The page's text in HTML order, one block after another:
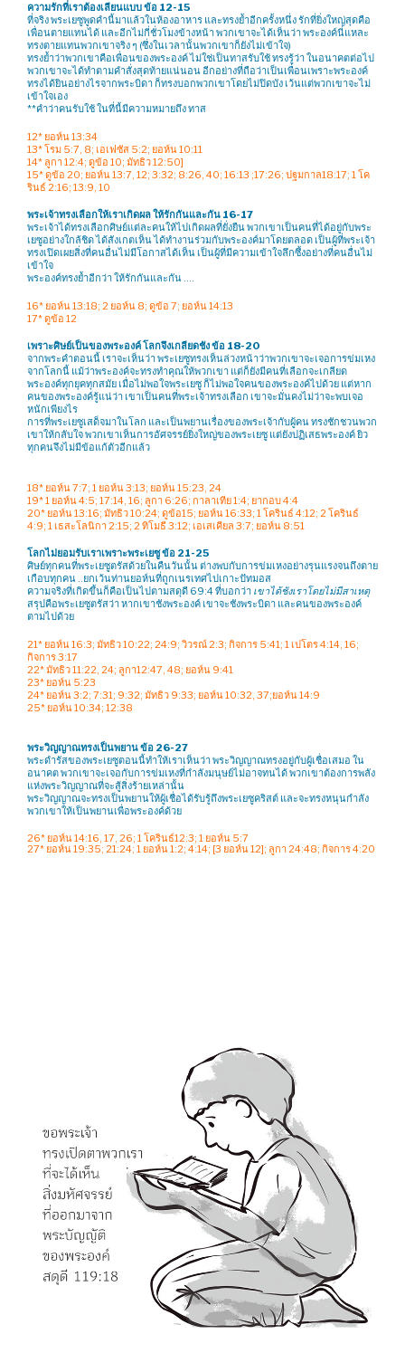
ความรักที่เราต้องเลียนแบบ ข้อ 12-15
ที่จริง พระเยซูพูดคำนี้มาแล้วในห้องอาหาร และทรงย้ำอีกครั้งหนึ่ง รักที่ยิ่งใหญ่สุดคือ
เพื่อนตายแทนได้ และอีกไม่กี่ชั่วโมงข้างหน้า พวกเขาจะได้เห็นว่า พระองค์นี่แหละ
ทรงตายแทนพวกเขาจริง ๆ (ซึ่งในเวลานั้นพวกเขาก็ยังไม่เข้าใจ)
ทรงย้ำว่าพวกเขาคือเพื่อนของพระองค์ ไม่ใช่เป็นทาสรับใช้ ทรงรู้ว่า ในอนาคตต่อไป
พวกเขาจะได้ทำตามคำสั่งสุดท้ายแน่นอน อีกอย่างที่ถือว่าเป็นเพื่อนเพราะพระองค์
ทรงได้ยินอย่างไรจากพระบิดา ก็ทรงบอกพวกเขาโดยไม่ปิดบัง เว้นแต่พวกเขาจะไม่
เข้าใจเอง
**คำว่าคนรับใช้ ในที่นี้มีความหมายถึง ทาส
12* ยอห์น 13:34
13* โรม 5:7, 8; เอเฟซัส 5:2; ยอห์น 10:11
14* ลูกา 12:4; ดูข้อ 10; มัทธิว 12:50]
15* ดูข้อ 20; ยอห์น 13:7, 12; 3:32; 8:26, 40; 16:13 ;17:26; ปฐมกาล18:17; 1 โค
รินธ์ 2:16; 13:9, 10
พระเจ้าทรงเลือกให้เราเกิดผล ให้รักกันและกัน 16-17
พระเจ้าได้ทรงเลือกศิษย์แต่ละคนให้ไปเกิดผลที่ยั่งยืน พวกเขาเป็นคนที่ได้อยู่กับพระ
เยซูอย่างใกล้ชิด ได้สังเกตเห็น ได้ทำงานร่วมกับพระองค์มาโดยตลอด เป็นผู้ที่พระเจ้า
ทรงเปิดเผยสิ่งที่คนอื่นไม่มีโอกาสได้เห็น เป็นผู้ที่มีความเข้าใจลึกซึ้งอย่างที่คนอื่นไม่
เข้าใจ
พระองค์ทรงย้ำอีกว่า ให้รักกันและกัน ….
16* ยอห์น 13:18; 2 ยอห์น 8; ดูข้อ 7; ยอห์น 14:13
17* ดูข้อ 12
เพราะศิษย์เป็นของพระองค์ โลกจึงเกลียดชัง ข้อ 18-20
จากพระคำตอนนี้ เราจะเห็นว่า พระเยซูทรงเห็นล่วงหน้าว่าพวกเขาจะเจอการข่มเหง
จากโลกนี้ แม้ว่าพระองค์จะทรงทำคุณให้พวกเขา แต่ก็ยังมีคนที่เลือกจะเกลียด
พระองค์ทุกยุคทุกสมัย เมื่อไม่พอใจพระเยซู ก็ไม่พอใจคนของพระองค์ไปด้วย แต่หาก
คนของพระองค์รู้แน่ว่า เขาเป็นคนที่พระเจ้าทรงเลือก เขาจะมั่นคงไม่ว่าจะพบเจอ
หนักเพียงไร
การที่พระเยซูเสด็จมาในโลก และเป็นพยานเรื่องของพระเจ้ากับผู้คน ทรงชักชวนพวก
เขาให้กลับใจ พวกเขาเห็นการอัศจรรย์ยิ่งใหญ่ของพระเยซู แต่ยังปฏิเสธพระองค์ ยิว
ทุกคนจึงไม่มีข้อแก้ตัวอีกแล้ว
18* ยอห์น 7:7; 1 ยอห์น 3:13; ยอห์น 15:23, 24
19* 1 ยอห์น 4:5; 17:14, 16; ลูกา 6:26; กาลาเทีย 1:4; ยากอบ 4:4
20* ยอห์น 13:16; มัทธิว 10:24; ดูข้อ15; ยอห์น 16:33; 1 โครินธ์ 4:12; 2 โครินธ์
4:9; 1 เธสะโลนิกา 2:15; 2 ทิโมธี 3:12; เอเสเคียล 3:7; ยอห์น 8:51
โลกไม่ยอมรับเราเพราะพระเยซู ข้อ 21-25
ศิษย์ทุกคนที่พระเยซูตรัสด้วยในคืนวันนั้น ต่างพบกับการข่มเหงอย่างรุนแรงจนถึงตาย
เกือบทุกคน ..ยกเว้นท่านยอห์นที่ถูกเนรเทศไปเกาะปัทมอส
ความจริงที่เกิดขึ้นก็คือเป็นไปตามสดุดี 69:4 ที่บอกว่า เขาได้ชังเราโดยไม่มีสาเหตุ
สรุปคือพระเยซูตรัสว่า หากเขาชังพระองค์ เขาจะชังพระบิดา และคนของพระองค์
ตามไปด้วย
21* ยอห์น 16:3; มัทธิว 10:22; 24:9; วิวรณ์ 2:3; กิจการ 5:41; 1 เปโตร 4:14, 16;
กิจการ 3:17
22* มัทธิว 11:22, 24; ลูกา12:47, 48; ยอห์น 9:41
23* ยอห์น 5:23
24* ยอห์น 3:2; 7:31; 9:32; มัทธิว 9:33; ยอห์น 10:32, 37;ยอห์น 14:9
25* ยอห์น 10:34; 12:38
พระวิญญาณทรงเป็นพยาน ข้อ 26-27
พระดำรัสของพระเยซูตอนนี้ทำให้เราเห็นว่า พระวิญญาณทรงอยู่กับผู้เชื่อเสมอ ใน
อนาคต พวกเขาจะเจอกับการข่มเหงที่กำลังมนุษย์ไม่อาจทนได้ พวกเขาต้องการพลัง
แห่งพระวิญญาณที่จะสู้สิ่งร้ายเหล่านั้น
พระวิญญาณจะทรงเป็นพยานให้ผู้เชื่อได้รับรู้ถึงพระเยซูคริสต์ และจะทรงหนุนกำลัง
พวกเขาให้เป็นพยานเพื่อพระองค์ด้วย
26* ยอห์น 14:16, 17, 26; 1 โครินธ์12:3; 1 ยอห์น 5:7
27* ยอห์น 19:35; 21:24; 1 ยอห์น 1:2; 4:14; [3 ยอห์น 12]; ลูกา 24:48; กิจการ 4:20